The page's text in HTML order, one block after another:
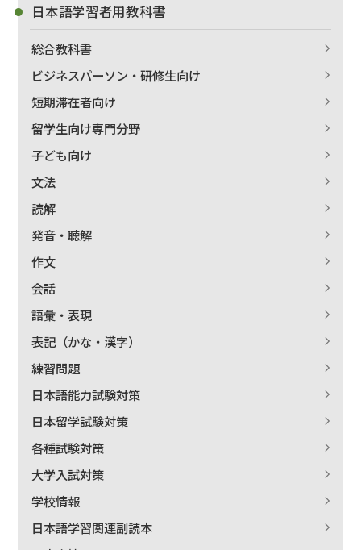
日本語学習者用教科書
総合教科書
ビジネスパーソン・研修生向け
短期滞在者向け
留学生向け専門分野
子ども向け
文法
読解
発音・聴解
作文
会話
語彙・表現
表記（かな・漢字）
練習問題
日本語能力試験対策
日本留学試験対策
各種試験対策
大学入試対策
学校情報
日本語学習関連副読本